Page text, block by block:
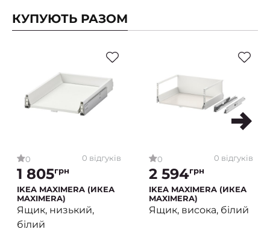
КУПУЮТЬ РАЗОМ
0 0 відгуків
1 805грн
IKEA MAXIMERA (ИКЕА
MAXIMERA)
Ящик, низький,
білий
0 0 відгуків
2 594грн
IKEA MAXIMERA (ИКЕА
MAXIMERA)
Ящик, висока, білий